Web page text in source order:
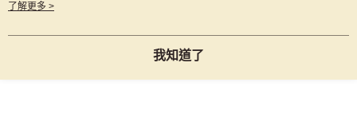
用條款之 Cookie 聲明使用 cookie。
了解更多 >
我知道了